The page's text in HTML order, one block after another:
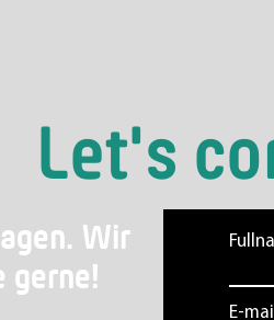
Let's
Wir
gerne!
E-mail